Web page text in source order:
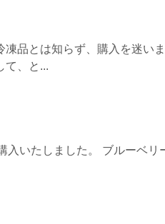
品とは知らず、購入を迷いま
て、と...
入いたしました。 ブルーベリ